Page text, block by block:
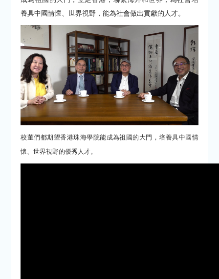
養具中國情懷、世界視野，能為社會做出貢獻的人才。
校董們都期望香港珠海學院能成為祖國的大門，培養具中國情
懷、世界視野的優秀人才。